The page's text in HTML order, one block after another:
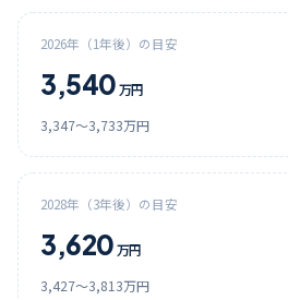
2026年（1年後）の目安
3,540 万円
3,347〜3,733万円
2028年（3年後）の目安
3,620 万円
3,427〜3,813万円